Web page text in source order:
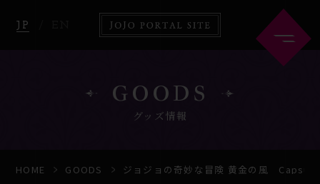
JP
HOME ABOUT
GOODS
グッズ情報
HOME GOODS ジョジョの奇妙な冒険 黄金の風